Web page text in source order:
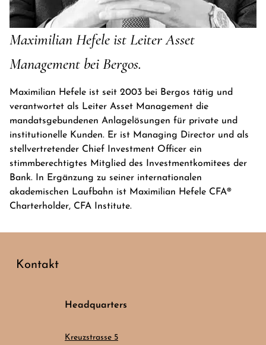
Maximilian Hefele ist Leiter Asset
Management bei Bergos.
Maximilian Hefele ist seit 2003 bei Bergos tätig und
verantwortet als Leiter Asset Management die
mandatsgebundenen Anlagelösungen für private und
institutionelle Kunden. Er ist Managing Director und als
stellvertretender Chief Investment Officer ein
stimmberechtigtes Mitglied des Investmentkomitees der
Bank. In Ergänzung zu seiner internationalen
akademischen Laufbahn ist Maximilian Hefele CFA®
Charterholder, CFA Institute.
Kontakt
Headquarters
Kreuzstrasse 5